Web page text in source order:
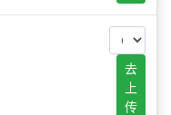
去
上
传